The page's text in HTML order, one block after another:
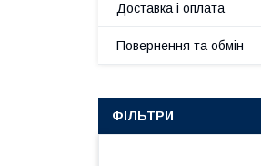
Доставка і оплата
Повернення та обмін
ФІЛЬТРИ